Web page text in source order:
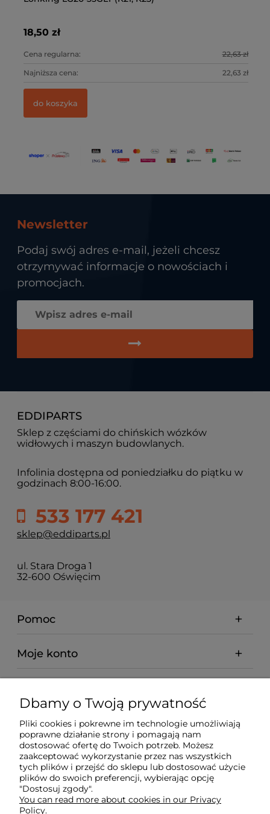
18,50 zł
Cena regularna: 22,63 zł
Najniższa cena: 22,63 zł
do koszyka
Newsletter
Podaj swój adres e-mail, jeżeli chcesz
otrzymywać informacje o nowościach i
promocjach.
EDDIPARTS
Sklep z częściami do chińskich wózków
widłowych i maszyn budowlanych.
Infolinia dostępna od poniedziałku do piątku w
godzinach 8:00-16:00.
533 177 421
sklep@eddiparts.pl
ul. Stara Droga 1
32-600 Oświęcim
Pomoc
Moje konto
Informacje
O nas
Dbamy o Twoją prywatność
Pliki cookies i pokrewne im technologie umożliwiają
poprawne działanie strony i pomagają nam
dostosować ofertę do Twoich potrzeb. Możesz
zaakceptować wykorzystanie przez nas wszystkich
tych plików i przejść do sklepu lub dostosować użycie
plików do swoich preferencji, wybierając opcję
"Dostosuj zgody".
You can read more about cookies in our Privacy
Policy.